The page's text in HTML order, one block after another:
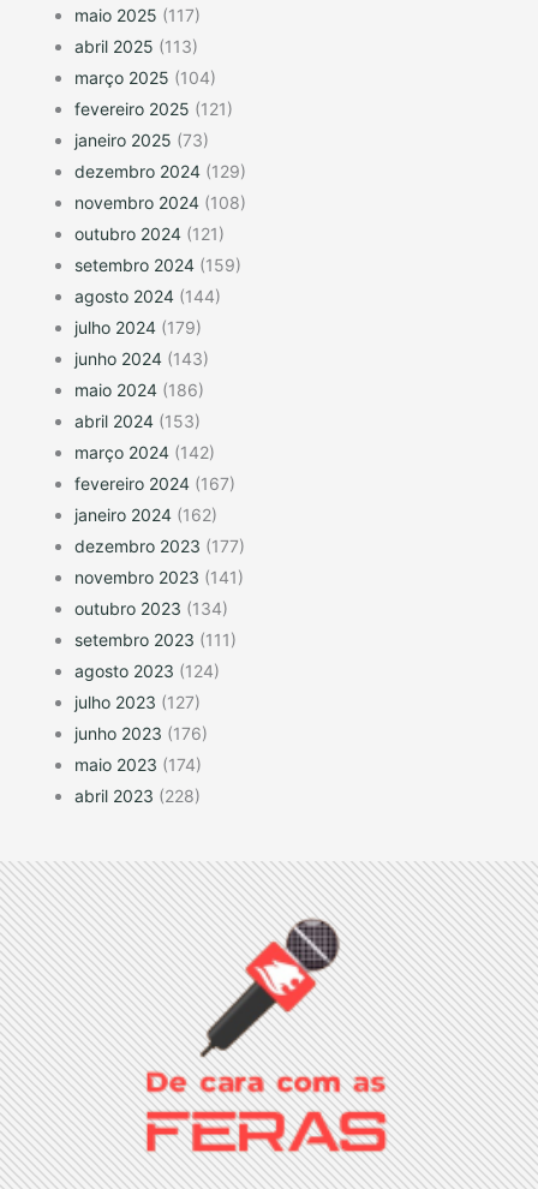
maio 2025 (117)
abril 2025 (113)
março 2025 (104)
fevereiro 2025 (121)
janeiro 2025 (73)
dezembro 2024 (129)
novembro 2024 (108)
outubro 2024 (121)
setembro 2024 (159)
agosto 2024 (144)
julho 2024 (179)
junho 2024 (143)
maio 2024 (186)
abril 2024 (153)
março 2024 (142)
fevereiro 2024 (167)
janeiro 2024 (162)
dezembro 2023 (177)
novembro 2023 (141)
outubro 2023 (134)
setembro 2023 (111)
agosto 2023 (124)
julho 2023 (127)
junho 2023 (176)
maio 2023 (174)
abril 2023 (228)